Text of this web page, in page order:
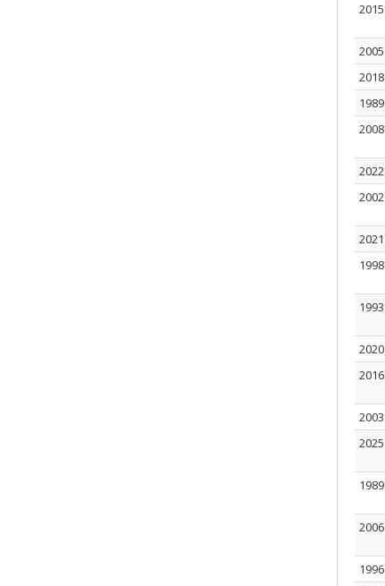
2015
2005
2018
1989
2008
2022
2002
2021
1998
1993
2020
2016
2003
2025
1989
2006
1996